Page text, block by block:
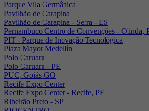
Parque Vila Germânica
Pavilhão de Carapina
Pavilhão de Carapina - Serra - ES
Pernambuco Centro de Convenções - Olinda,
PIT - Parque de Inovação Tecnológica
Plaza Mayor Medellín
Polo Caruaru
Polo Caruaru - PE
PUC, Goiás-GO
Recife Expo Center
Recife Expo Center - Recife, PE
Ribeirão Preto - SP